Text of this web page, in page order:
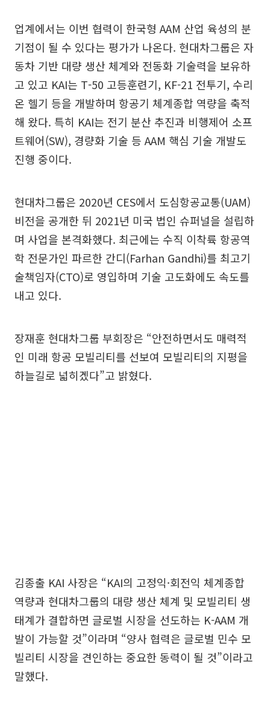
업계에서는 이번 협력이 한국형 AAM 산업 육성의 분
기점이 될 수 있다는 평가가 나온다. 현대차그룹은 자
동차 기반 대량 생산 체계와 전동화 기술력을 보유하
고 있고 KAI는 T-50 고등훈련기, KF-21 전투기, 수리
온 헬기 등을 개발하며 항공기 체계종합 역량을 축적
해 왔다. 특히 KAI는 전기 분산 추진과 비행제어 소프
트웨어(SW), 경량화 기술 등 AAM 핵심 기술 개발도
진행 중이다.
현대차그룹은 2020년 CES에서 도심항공교통(UAM)
비전을 공개한 뒤 2021년 미국 법인 슈퍼널을 설립하
며 사업을 본격화했다. 최근에는 수직 이착륙 항공역
학 전문가인 파르한 간디(Farhan Gandhi)를 최고기
술책임자(CTO)로 영입하며 기술 고도화에도 속도를
내고 있다.
장재훈 현대차그룹 부회장은 “안전하면서도 매력적
인 미래 항공 모빌리티를 선보여 모빌리티의 지평을
하늘길로 넓히겠다”고 밝혔다.
김종출 KAI 사장은 “KAI의 고정익·회전익 체계종합
역량과 현대차그룹의 대량 생산 체계 및 모빌리티 생
태계가 결합하면 글로벌 시장을 선도하는 K-AAM 개
발이 가능할 것”이라며 “양사 협력은 글로벌 민수 모
빌리티 시장을 견인하는 중요한 동력이 될 것”이라고
말했다.